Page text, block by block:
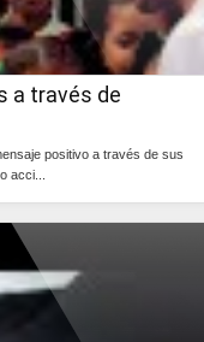
a través de
positivo a través de sus
acci...